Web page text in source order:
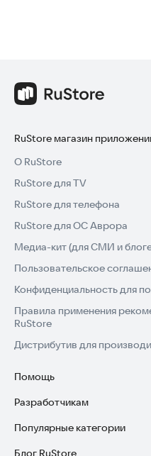
RuStore магазин
О RuStore
RuStore для TV
RuStore для телефона
RuStore для ОС Аврора
Медиа-кит (для СМИ и
Пользовательское
Конфиденциальность для
Правила применения
RuStore
Дистрибутив для
Помощь
Установка RuStore на TV
Установка RuStore на
Разработчикам
Зарабатывать с RuStore
Стать разработчиком
Популярные категории
Игры для Android
Блог RuStore